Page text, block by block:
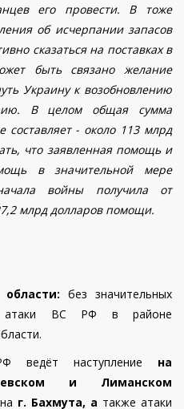
его провести. В тоже
об исчерпании запасов
сказаться на поставках в
быть связано желание
Украину к возобновлению
В целом общая сумма
- около 113 млрд
что заявленная помощь и
в значительной мере
войны получила от
млрд долларов помощи.
без значительных
атаки ВС РФ в районе
ведёт наступление на
и Лиманском
г. Бахмута, а также атаки